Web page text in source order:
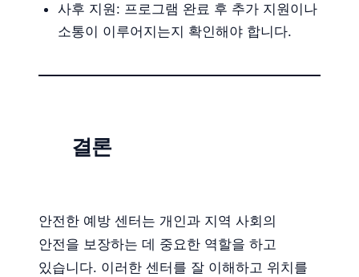
사후 지원: 프로그램 완료 후 추가 지원이나
소통이 이루어지는지 확인해야 합니다.
결론
안전한 예방 센터는 개인과 지역 사회의
안전을 보장하는 데 중요한 역할을 하고
있습니다. 이러한 센터를 잘 이해하고 위치를